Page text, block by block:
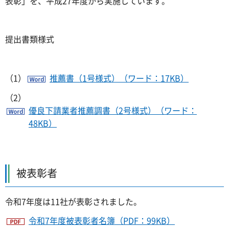
提出書類様式
（1）
推薦書（1号様式）（ワード：17KB）
（2）
優良下請業者推薦調書（2号様式）（ワード：
48KB）
被表彰者
令和7年度は11社が表彰されました。
令和7年度被表彰者名簿（PDF：99KB）